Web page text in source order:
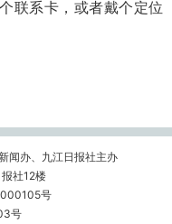
联系卡，或者戴个定位
闻办、九江日报社主办
社12楼
号
号